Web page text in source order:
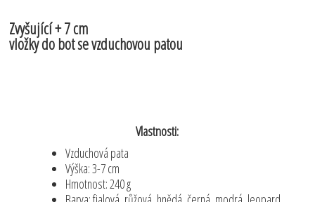
Zvyšující + 7 cm
vložky do bot se vzduchovou patou
Vlastnosti:
Vzduchová pata
Výška: 3-7 cm
Hmotnost: 240 g